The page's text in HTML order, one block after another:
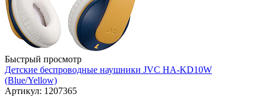
Быстрый просмотр
Детские беспроводные наушники JVC HA-KD10W
(Blue/Yellow)
Артикул: 1207365